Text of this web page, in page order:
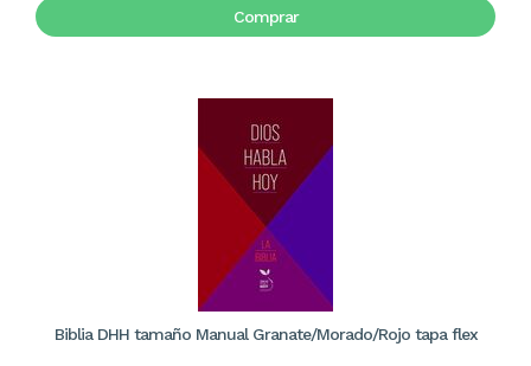
Comprar
Biblia DHH tamaño Manual Granate/Morado/Rojo tapa flex